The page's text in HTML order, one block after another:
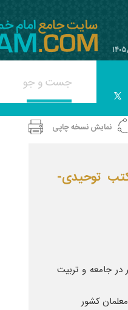
نمایش نسخه چاپی
توحیدی-
جامعه و تربیت
کشور